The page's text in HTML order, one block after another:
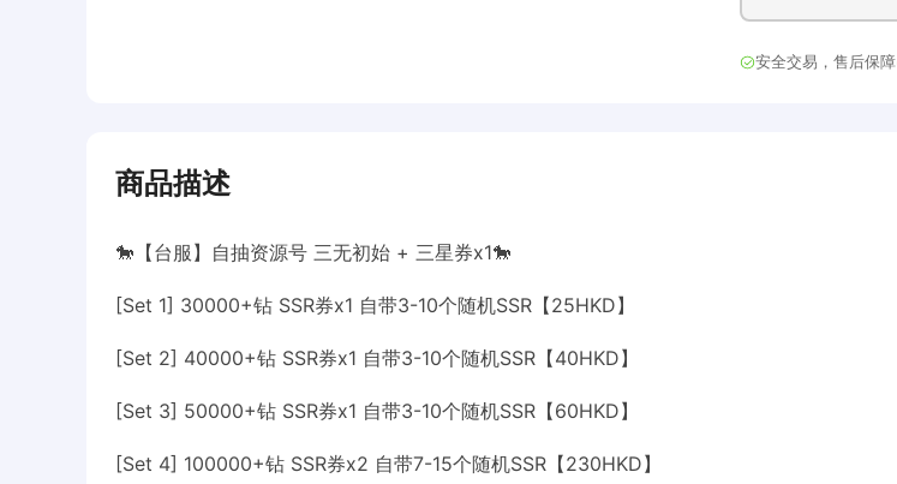
安全交易，售后保障
商品描述
🐎【台服】自抽资源号 三无初始 + 三星券x1🐎
[Set 1] 30000+钻 SSR券x1 自带3-10个随机SSR【25HKD】
[Set 2] 40000+钻 SSR券x1 自带3-10个随机SSR【40HKD】
[Set 3] 50000+钻 SSR券x1 自带3-10个随机SSR【60HKD】
[Set 4] 100000+钻 SSR券x2 自带7-15个随机SSR【230HKD】